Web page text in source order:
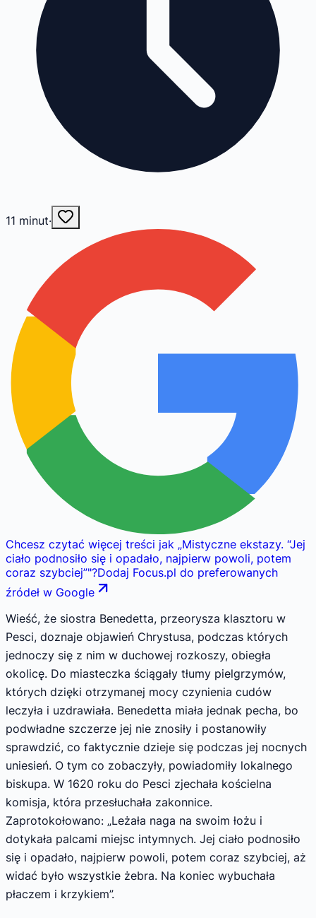
11 minut·
Chcesz czytać więcej treści jak „Mistyczne ekstazy. “Jej
ciało podnosiło się i opadało, najpierw powoli, potem
coraz szybciej”"?Dodaj Focus.pl do preferowanych
źródeł w Google
Wieść, że siostra Benedetta, przeorysza klasztoru w
Pesci, doznaje objawień Chrystusa, podczas których
jednoczy się z nim w duchowej rozkoszy, obiegła
okolicę. Do miasteczka ściągały tłumy pielgrzymów,
których dzięki otrzymanej mocy czynienia cudów
leczyła i uzdrawiała. Benedetta miała jednak pecha, bo
podwładne szczerze jej nie znosiły i postanowiły
sprawdzić, co faktycznie dzieje się podczas jej nocnych
uniesień. O tym co zobaczyły, powiadomiły lokalnego
biskupa. W 1620 roku do Pesci zjechała kościelna
komisja, która przesłuchała zakonnice.
Zaprotokołowano: „Leżała naga na swoim łożu i
dotykała palcami miejsc intymnych. Jej ciało podnosiło
się i opadało, najpierw powoli, potem coraz szybciej, aż
widać było wszystkie żebra. Na koniec wybuchała
płaczem i krzykiem”.